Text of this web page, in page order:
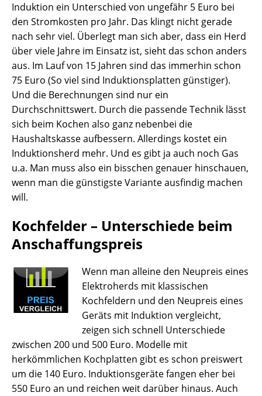
Induktion ein Unterschied von ungefähr 5 Euro bei
den Stromkosten pro Jahr. Das klingt nicht gerade
nach sehr viel. Überlegt man sich aber, dass ein Herd
über viele Jahre im Einsatz ist, sieht das schon anders
aus. Im Lauf von 15 Jahren sind das immerhin schon
75 Euro (So viel sind Induktionsplatten günstiger).
Und die Berechnungen sind nur ein
Durchschnittswert. Durch die passende Technik lässt
sich beim Kochen also ganz nebenbei die
Haushaltskasse aufbessern. Allerdings kostet ein
Induktionsherd mehr. Und es gibt ja auch noch Gas
u.a. Man muss also ein bisschen genauer hinschauen,
wenn man die günstigste Variante ausfindig machen
will.
Kochfelder – Unterschiede beim
Anschaffungspreis
Wenn man alleine den Neupreis eines
Elektroherds mit klassischen
Kochfeldern und den Neupreis eines
Geräts mit Induktion vergleicht,
zeigen sich schnell Unterschiede
zwischen 200 und 500 Euro. Modelle mit
herkömmlichen Kochplatten gibt es schon preiswert
um die 140 Euro. Induktionsgeräte fangen eher bei
550 Euro an und reichen weit darüber hinaus. Auch